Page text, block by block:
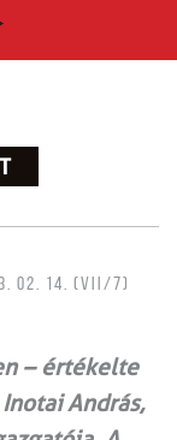
02. 14. (VII/7)
– értékelte
András,